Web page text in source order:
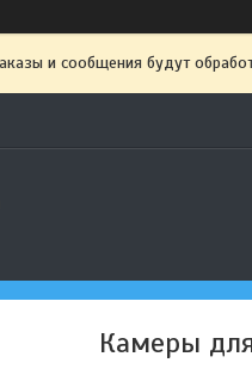
и сообщения будут
Камеры